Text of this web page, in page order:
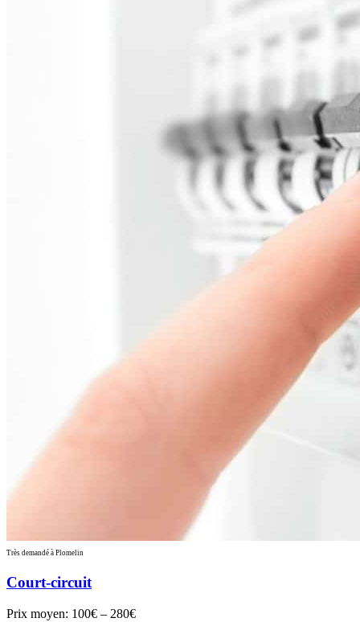
Très demandé à Plomelin
Court-circuit
Prix moyen: 100€ – 280€